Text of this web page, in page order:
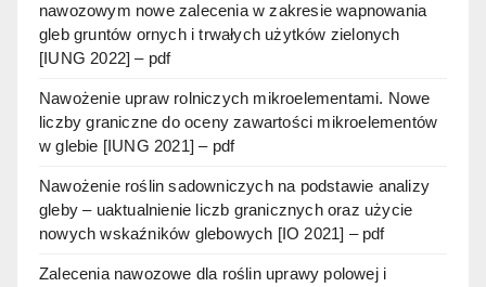
nawozowym nowe zalecenia w zakresie wapnowania
gleb gruntów ornych i trwałych użytków zielonych
[IUNG 2022] – pdf
Nawożenie upraw rolniczych mikroelementami. Nowe
liczby graniczne do oceny zawartości mikroelementów
w glebie [IUNG 2021] – pdf
Nawożenie roślin sadowniczych na podstawie analizy
gleby – uaktualnienie liczb granicznych oraz użycie
nowych wskaźników glebowych [IO 2021] – pdf
Zalecenia nawozowe dla roślin uprawy polowej i